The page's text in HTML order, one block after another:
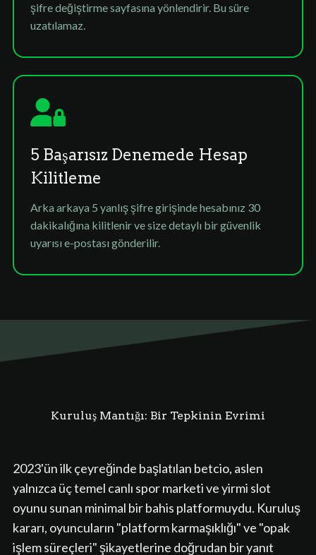
şifre değiştirme sayfasına yönlendirir. Bu süre
uzatılamaz.
5 Başarısız Denemede Hesap
Kilitleme
Arka arkaya 5 yanlış şifre girişinde hesabınız 30
dakikalığına kilitlenir ve size detaylı bir güvenlik
uyarısı e-postası gönderilir.
Kuruluş Mantığı: Bir Tepkinin Evrimi
2023'ün ilk çeyreğinde başlatılan betcio, aslen
yalnızca üç temel canlı spor marketi ve yirmi slot
oyunu sunan minimal bir bahis platformuydu. Kuruluş
kararı, oyuncuların "platform karmaşıklığı" ve "opak
işlem süreçleri" şikayetlerine doğrudan bir yanıt